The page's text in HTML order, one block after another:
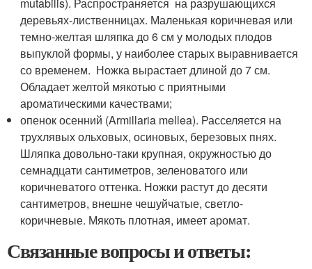
деревьях-лиственницах. Маленькая коричневая или
темно-желтая шляпка до 6 см у молодых плодов
выпуклой формы, у наиболее старых выравнивается
со временем. Ножка вырастает длиной до 7 см.
Обладает желтой мякотью с приятными
ароматическими качествами;
опенок осенний (Armillaria mellea). Расселяется на
трухлявых ольховых, осиновых, березовых пнях.
Шляпка довольно-таки крупная, окружностью до
семнадцати сантиметров, зеленоватого или
коричневатого оттенка. Ножки растут до десяти
сантиметров, внешне чешуйчатые, светло-
коричневые. Мякоть плотная, имеет аромат.
Связанные вопросы и ответы: